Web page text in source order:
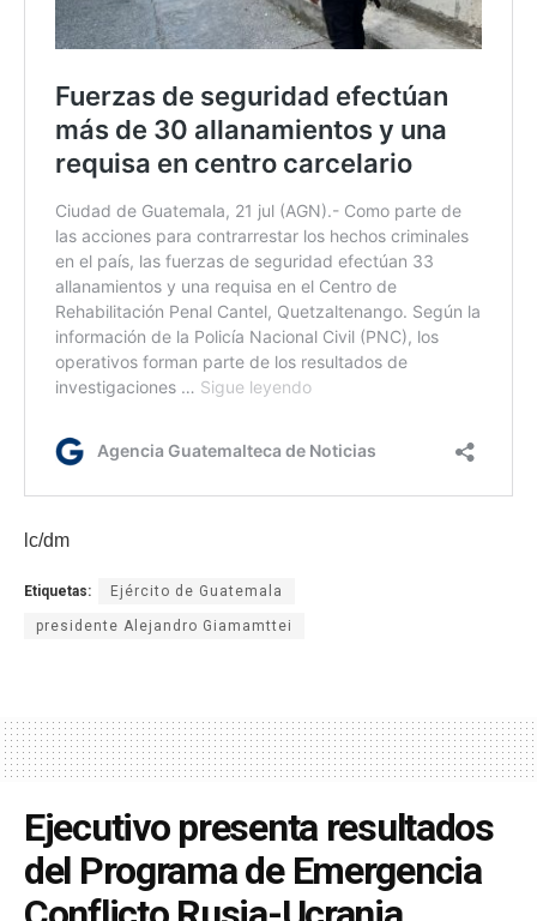
lc/dm
Etiquetas: Ejército de Guatemala
presidente Alejandro Giamamttei
Ejecutivo presenta resultados
del Programa de Emergencia